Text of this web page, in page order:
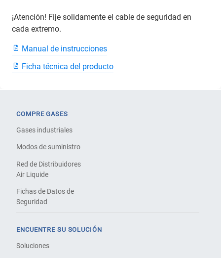
¡Atención! Fije solidamente el cable de seguridad en
cada extremo.
Manual de instrucciones
Ficha técnica del producto
COMPRE GASES
Gases industriales
Modos de suministro
Red de Distribuidores
Air Liquide
Fichas de Datos de
Seguridad
ENCUENTRE SU SOLUCIÓN
Soluciones